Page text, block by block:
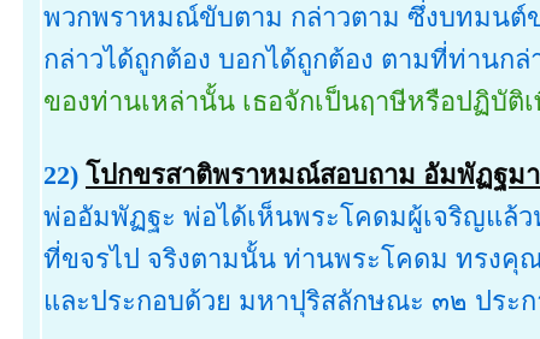
พวกพราหมณ์ขับตาม กล่าวตาม ซึ่งบทมนต์
กล่าวได้ถูกต้อง บอกได้ถูกต้อง ตามที่ท่านกล่
ของท่านเหล่านั้น เธอจักเป็นฤาษีหรือปฏิบัติ
22) โปกขรสาติพราหมณ์สอบถาม อัมพัฏฐม
พ่ออัมพัฏฐะ พ่อได้เห็นพระโคดมผู้เจริญแล้
ที่ขจรไป จริงตามนั้น ท่านพระโคดม ทรงคุ
และประกอบด้วย มหาปุริสลักษณะ ๓๒ ประ